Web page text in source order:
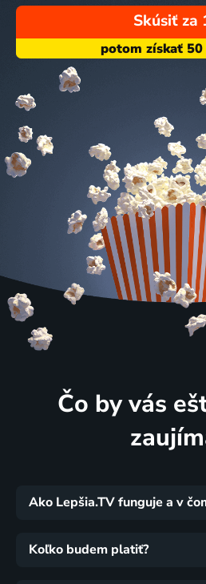
Skúsiť za
Čo by vás
Ako Lepšia.TV funguje a v
Koľko budem platiť?